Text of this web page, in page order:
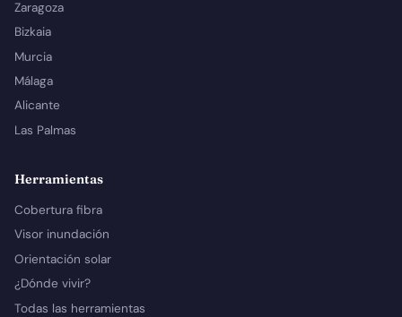
Zaragoza
Bizkaia
Murcia
Málaga
Alicante
Las Palmas
Herramientas
Cobertura fibra
Visor inundación
Orientación solar
¿Dónde vivir?
Todas las herramientas